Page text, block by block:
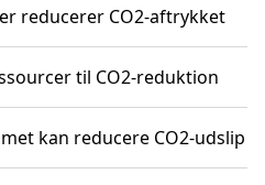
reducerer CO2-aftrykket
til CO2-reduktion
kan reducere CO2-udslip